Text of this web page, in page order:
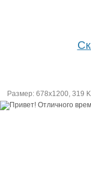
Размер: 678х1200, 319